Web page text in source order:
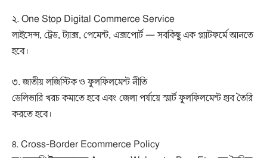
২. One Stop Digital Commerce Service
লাইসেন্স, ট্রেড, ট্যাক্স, পেমেন্ট, এক্সপোর্ট — সবকিছু এক প্ল্যাটফর্মে আনতে
হবে।
৩. জাতীয় লজিস্টিক ও ফুলফিলমেন্ট নীতি
ডেলিভারি খরচ কমাতে হবে এবং জেলা পর্যায়ে স্মার্ট ফুলফিলমেন্ট হাব তৈরি
করতে হবে।
৪. Cross-Border Ecommerce Policy